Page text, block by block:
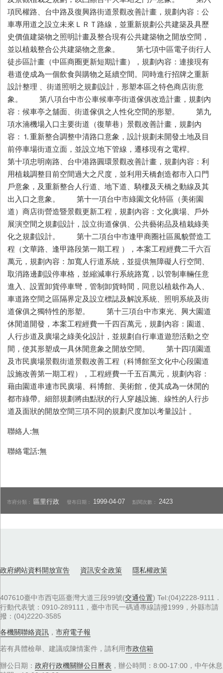
項民權路、台中路及復興路街道景觀改善計畫，規劃內容：公
車專用道之設立未來ＬＲＴ路線，並重新規劃公共建築及具歷
史價值建築物之照明計畫及整合現有公共建築物之開放空間，
並以植栽整合公共建築物之意象。 第七項中區電子街行人
徒步區計畫（中區商圈更新短期計畫），規劃內容：連接現有
巷道使成為一個飲食與購物之延續空間。同時進行招牌之重新
設計整理 、街道照明之規劃設計，形塑本區之特色商店街意
象。 第八項台中市公車候車亭街道傢俱改造計畫，規劃內
容：候車亭之舖面、街道傢俱之人性化空間的形塑。 第九
項水湳機場入口主要街道（復華巷）景觀改善計畫，規劃內
容：⒈重新整合調整中清路口意象，設計規劃未開發土地及目
前停車場街道立面，並設立地下管線，遷移現有之電桿。
第十項忠明南路、台中港路圓環景觀改善計畫，規劃內容：利
用植栽調整目前空間過大之尺度，並利用天橋創造都市入口門
戶意象，及重新整合人行道、地下道、騎樓及天橋之動線及其
出入口之意象。 第十一項台中市綠園文化特區（美術園
道）商店街營造暨景觀更新工程，規劃內容：文化廣場、戶外
展演空間之規劃設計，設立街道傢俱、公共藝術品及植栽綠美
化之規劃設計。 第十二項台中市逢甲商圈社區風貌營造工
程（文華路、逢甲路段第一期工程 ），本案工程經費二千六百
萬元，規劃內容：加寬人行道系統，並提供無障礙人行空間、
取消路邊劃設停車格，並縮減車行系統路寬，以管制車輛任意
進入、設置卸貨停車彎，管制卸貨時間，同意以植栽作為人、
車道路空間之區隔界定及設立標誌及解說系統、照明系統及街
道傢俱之獨特性的形塑。 第十三項台中市東光、興大園道
休閒道開發，本案工程經費一千四百萬元，規劃內容：園道、
人行步道及廣場之綠美化設計，並規劃自行車道遊憩活動之空
間，使其形塑成一具休閒意象之開放空間。 第十四項園道
及市民廣場景觀街道景觀改善工程（科博館至文化中心段園道
設施改善第一期工程），工程經費一千五百萬元，規劃內容：
藉由園道串連市民廣場、科博館、美術館，使其成為一休閒的
都市綠帶。細部規劃將由點狀的行人穿越設施、線性的人行步
道及面狀的開放空間三項不同的規劃尺度加以考量設計 。
聯絡人:無
聯絡電話:無
市府分類： 區里行政 發布日期： 1999-04-07 點閱次數： 2423
政府網站資料開放宣告 資訊安全政策 隱私權政策
407610臺中市西屯區臺灣大道三段99號(交通位置) Tel:(04)2228-9111．
行動代表號：0910-289111，臺中市民一碼通專線請撥1999，外縣市請
撥：(04)2220-3585
各機關聯絡資訊 ， 市府電子報
若有具體檢舉、建議或陳情案件，請利用市政信箱
辦公日期： 政府行政機關辦公日曆表 ，辦公時間：8:00-17:00，中午休息